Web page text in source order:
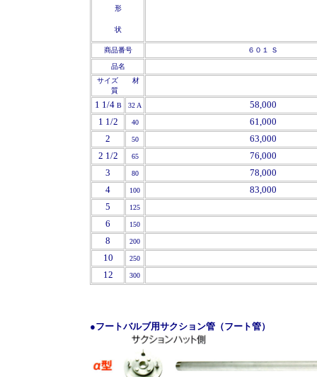
形
状
商品番号 ６０１ Ｓ
品名
サイズ 材
質
1 1/4 B 32 A
58,000
1 1/2
40 61,000
2
50 63,000
2 1/2
65
76,000
3
80
78,000
4
100
83,000
5
125
6 150
8 200
10 250
12 300
●フートバルブ用サクション管（フート管）